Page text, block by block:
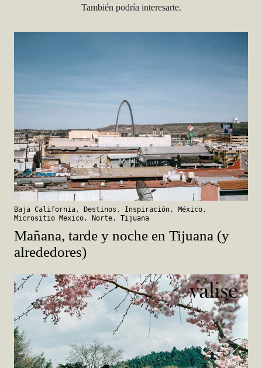
También podría interesarte.
Baja California, Destinos , Inspiración, México,
Micrositio Mexico, Norte, Tijuana
Mañana, tarde y noche en Tijuana (y
alrededores)